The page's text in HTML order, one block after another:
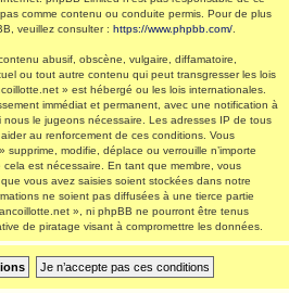
comme contenu ou conduite permis. Pour de plus
veuillez consulter : https://www.phpbb.com/
abusif, obscène, vulgaire, diffamatoire,
ou tout autre contenu qui peut transgresser les lois
» est hébergé ou les lois internationales.
immédiat et permanent, avec une notification à
nous le jugeons nécessaire. Les adresses IP de tous
au renforcement de ces conditions. Vous
modifie, déplace ou verrouille n’importe
est nécessaire. En tant que membre, vous
vous avez saisies soient stockées dans notre
ne soient pas diffusées à une tierce partie
», ni phpBB ne pourront être tenus
de piratage visant à compromettre les données.